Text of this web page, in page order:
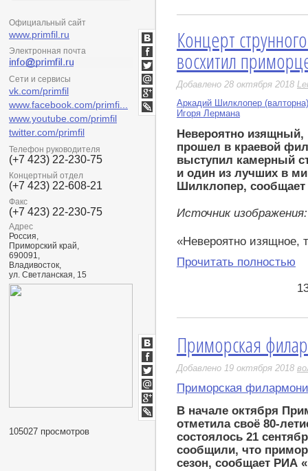
Официальный сайт
www.primfil.ru
Электронная почта
Сети и сервисы
vk.com/primfil
www.facebook.com/primfi...
www.youtube.com/primfil
twitter.com/primfil
Телефон руководителя
(+7 423) 22-230-75
Концертный отдел
(+7 423) 22-608-21
Факс
(+7 423) 22-230-75
Адрес
Россия,
Приморский край,
690091,
Владивосток,
ул. Светланская, 15
105027 просмотров
Концерт
восхитил
Добавлено 28 октября 2018
Аркадий Шилклопер (валторна)
Игоря Лермана
Невероятно изящный,
прошел в краевой
выступил камерный
и один из лучших в
Шилклопер, сообщает
Источник
«Невероятно изящное,
Прочитать полностью
ВКонтакте
Facebook
Twitter
Мой
Мир
Google+
LiveJournal
Приморская
Добавлено 19 октября 2018
Приморская
В начале октября
отметила своё 80-
состоялось 21
сообщили, что
сезон, сообщает РИА
ВКонтакте
Facebook
Twitter
Мой
Мир
Google+
LiveJournal